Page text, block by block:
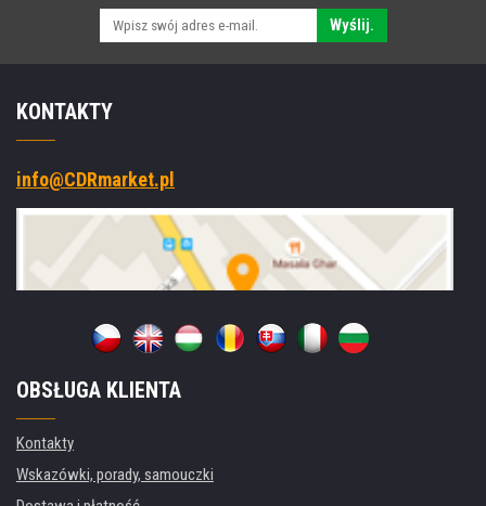
Wyślij.
KONTAKTY
info@CDRmarket.pl
OBSŁUGA KLIENTA
Kontakty
Wskazówki, porady, samouczki